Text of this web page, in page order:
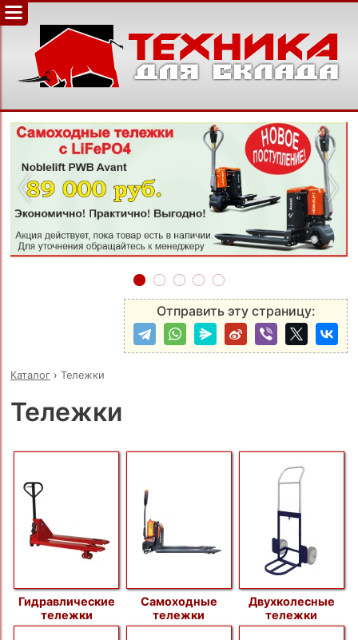
‹ ›
Отправить эту страницу:
Каталог› Тележки
Тележки
Гидравлические
тележки
Самоходные
тележки
Двухколесные
тележки